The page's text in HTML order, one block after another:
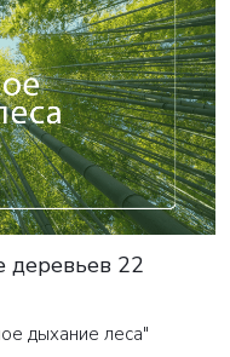
деревьев 22
дыхание леса"